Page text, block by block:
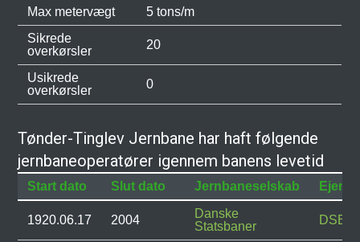
Max metervægt
5 tons/m
Sikrede
overkørsler
20
Usikrede
overkørsler
0
Tønder-Tinglev Jernbane har haft følgende
jernbaneoperatører igennem banens levetid
Start dato Slut dato Jernbaneselskab
1920.06.17 2004
Danske
Statsbaner
DSB